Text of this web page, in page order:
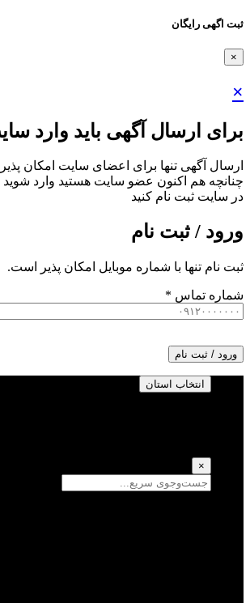
ثبت اگهی رایگان
×
×
برای ارسال آگهی باید وارد
ارسال آگهی تنها برای اعضای سایت امکان
چنانچه هم‌ اکنون عضو سایت هستید وارد
در سایت ثبت نام کنید
ورود / ثبت نام
ثبت نام تنها با شماره موبایل امکان پذیر است.
شماره تماس *
ورود / ثبت نام
انتخاب استان
×